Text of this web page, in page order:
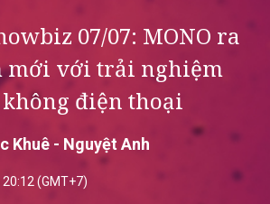
với trải nghiệm
điện thoại
Khuê - Nguyệt Anh
(GMT+7)